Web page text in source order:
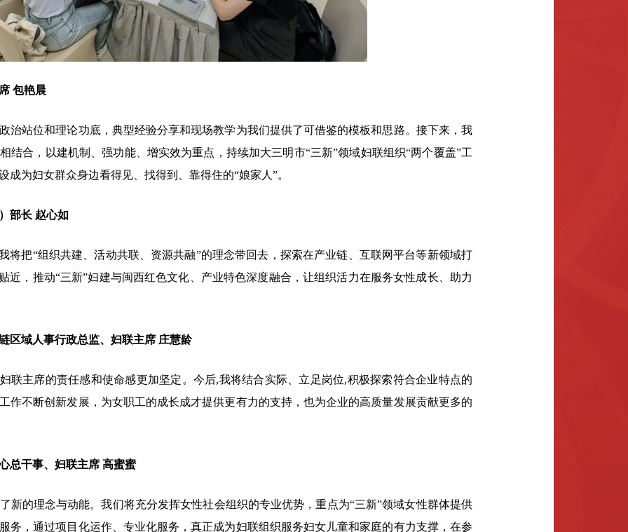
包艳晨
位和理论功底，典型经验分享和现场教学为我们提供了可借鉴的模板和思路。接下来，我
结合，以建机制、强功能、增实效为重点，持续加大三明市“三新”领域妇联组织“两个覆盖”工
成为妇女群众身边看得见、找得到、靠得住的“娘家人”。
部长 赵心如
“组织共建、活动共联、资源共融”的理念带回去，探索在产业链、互联网平台等新领域打
近，推动“三新”妇建与闽西红色文化、产业特色深度融合，让组织活力在服务女性成长、助力
区域人事行政总监、妇联主席 庄慧龄
主席的责任感和使命感更加坚定。今后,我将结合实际、立足岗位,积极探索符合企业特点的
作不断创新发展，为女职工的成长成才提供更有力的支持，也为企业的高质量发展贡献更多的
总干事、妇联主席 高蜜蜜
理念与动能。我们将充分发挥女性社会组织的专业优势，重点为“三新”领域女性群体提供
务，通过项目化运作、专业化服务，真正成为妇联组织服务妇女儿童和家庭的有力支撑，在参